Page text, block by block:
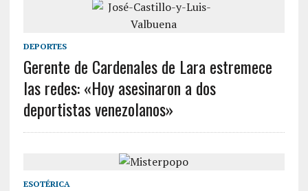
DEPORTES
Gerente de Cardenales de Lara estremece
las redes: «Hoy asesinaron a dos
deportistas venezolanos»
ESOTÉRICA